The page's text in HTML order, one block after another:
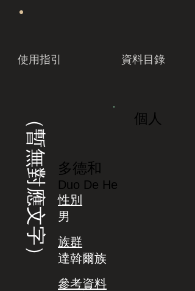
使用指引 資料目錄
（暫無對應文字） 個人
多德和
Duo De He
性別
男
族群
達斡爾族
參考資料